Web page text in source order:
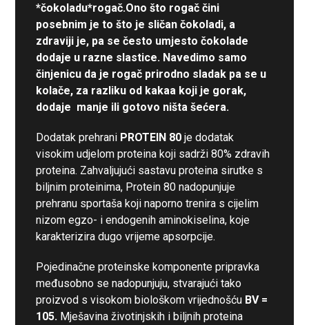
*čokoladu*rogač.Ono što rogač čini
posebnim je to što je sličan čokoladi, a
zdraviji je, pa se često umjesto čokolade
dodaje u razne slastice. Navedimo samo
činjenicu da je rogač prirodno sladak pa se u
kolače, za razliku od kakaa koji je gorak,
dodaje manje ili gotovo ništa šećera.
Dodatak prehrani PROTEIN 80 je dodatak
visokim udjelom proteina koji sadrži 80% zdravih
proteina. Zahvaljujući sastavu proteina sirutke s
biljnim proteinima, Protein 80 nadopunjuje
prehranu sportaša koji naporno trenira s cijelim
nizom egzo- i endogenih aminokiselina, koje
karakterizira dugo vrijeme apsorpcije.
Pojedinačne proteinske komponente pripravka
međusobno se nadopunjuju, stvarajući tako
proizvod s visokom biološkom vrijednošću BV =
105. Mješavina životinjskih i biljnih proteina